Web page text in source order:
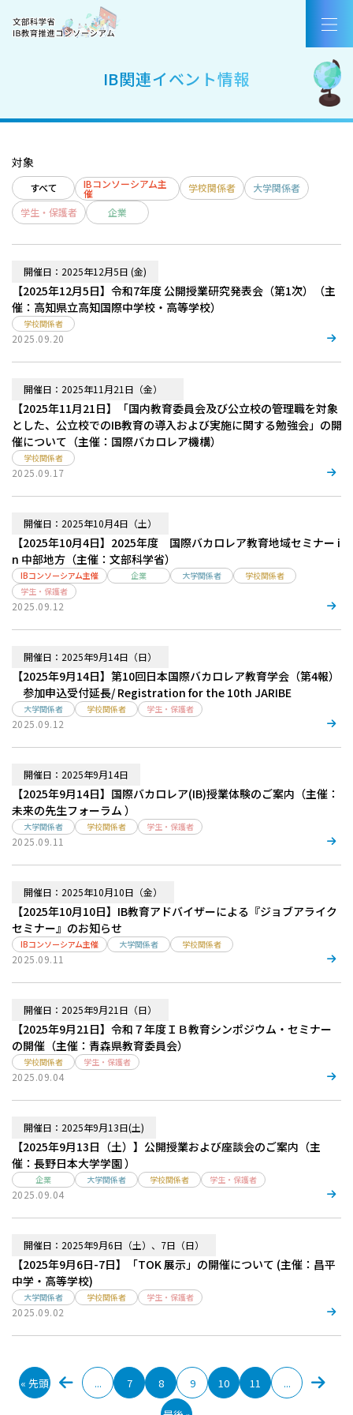
コンソーシアムについて
IBを活用した入試
教職員採用情報／お知らせ
お問合せ
AirCampus新規登録・ログイン
IB関連イベント情報
対象
すべて IBコンソーシアム主
催 学校関係者
大学関係者
学生・保護者
企業
開催日：2025年12月5日 (金)
【2025年12月5日】令和7年度 公開授業研究発表会（第1次）（主
催：高知県立高知国際中学校・高等学校）
2025.09.20
学校関係者
開催日：2025年11月21日（金）
【2025年11月21日】「国内教育委員会及び公立校の管理職を対象
とした、公立校でのIB教育の導入および実施に関する勉強会」の開
催について（主催：国際バカロレア機構）
2025.09.17
学校関係者
開催日：2025年10月4日（土）
【2025年10月4日】2025年度 国際バカロレア教育地域セミナー i
n 中部地方（主催：文部科学省）
2025.09.12
IBコンソーシアム主催 企業 大学関係者
学校関係者
学生・保護者
開催日：2025年9月14日（日）
【2025年9月14日】第10回日本国際バカロレア教育学会（第4報）
参加申込受付延長/ Registration for the 10th JARIBE
2025.09.12
大学関係者 学校関係者 学生・保護者
開催日：2025年9月14日
【2025年9月14日】国際バカロレア(IB)授業体験のご案内（主催：
未来の先生フォーラム ）
2025.09.11
大学関係者 学校関係者 学生・保護者
開催日：2025年10月10日（金）
【2025年10月10日】IB教育アドバイザーによる『ジョブアライク
セミナー』のお知らせ
2025.09.11
IBコンソーシアム主催 大学関係者 学校関係者
開催日：2025年9月21日（日）
【2025年9月21日】令和７年度ＩＢ教育シンポジウム・セミナー
の開催（主催：青森県教育委員会）
2025.09.04
学校関係者 学生・保護者
開催日：2025年9月13日(土)
【2025年9月13日（土）】公開授業および座談会のご案内（主
催：長野日本大学学園 ）
2025.09.04
企業 大学関係者 学校関係者 学生・保護者
開催日：2025年9月6日（土）、7日（日）
【2025年9月6日-7日】「TOK 展⽰」の開催について (主催：昌平
中学・高等学校)
2025.09.02
大学関係者 学校関係者 学生・保護者
« 先頭 ... 7 8 9 10 11 ...